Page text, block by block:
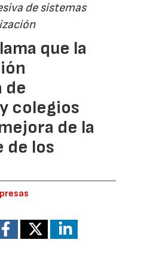
de sistemas
que la
de
colegios
de la
de los